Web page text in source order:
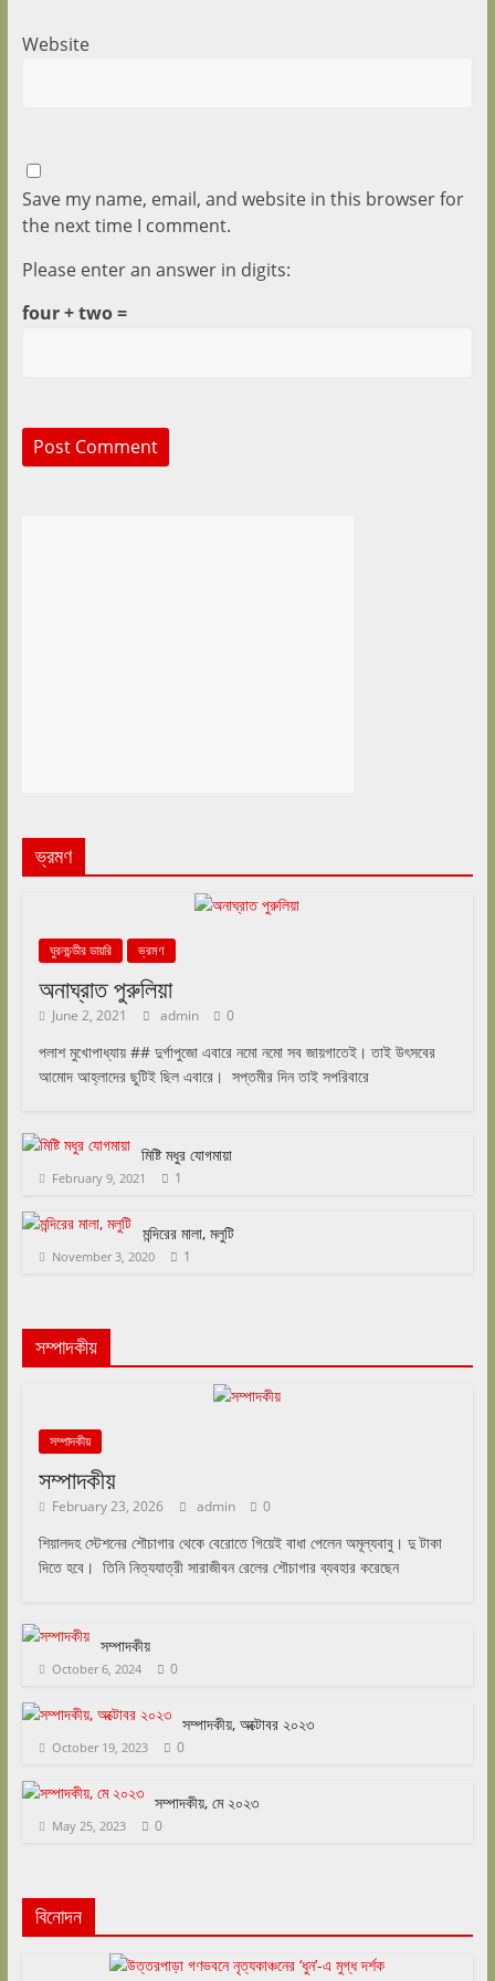
Website
Save my name, email, and website in this browser for
the next time I comment.
Please enter an answer in digits:
four + two =
ভ্রমণ
ঘুরনচন্ডীর ডায়রি ভ্রমণ
অনাঘ্রাত পুরুলিয়া
June 2, 2021 admin 0
পলাশ মুখোপাধ্যায় ## দুর্গাপুজো এবারে নমো নমো সব জায়গাতেই। তাই উৎসবের
আমোদ আহ্লাদের ছুটিই ছিল এবারে। সপ্তমীর দিন তাই সপরিবারে
মিষ্টি মধুর যোগমায়া
February 9, 2021 1
মন্দিরের মালা, মলুটি
November 3, 2020 1
সম্পাদকীয়
সম্পাদকীয়
সম্পাদকীয়
February 23, 2026 admin 0
শিয়ালদহ স্টেশনের শৌচাগার থেকে বেরোতে গিয়েই বাধা পেলেন অমূল্যবাবু। দু টাকা
দিতে হবে। তিনি নিত্যযাত্রী সারাজীবন রেলের শৌচাগার ব্যবহার করেছেন
সম্পাদকীয়
October 6, 2024 0
সম্পাদকীয়, অক্টোবর ২০২৩
October 19, 2023 0
সম্পাদকীয়, মে ২০২৩
May 25, 2023 0
বিনোদন